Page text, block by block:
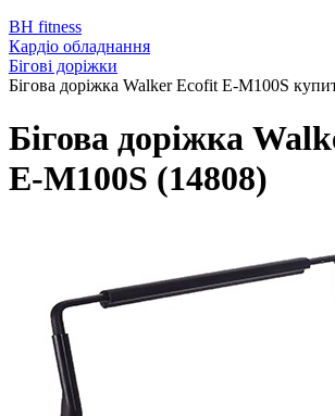
BH fitness
Кардіо обладнання
Бігові доріжки
Бігова доріжка Walker Ecofit E-M100S
Бігова доріжка
E-M100S (14808)